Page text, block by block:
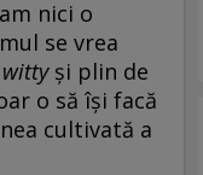
nici o
se vrea
wittyși plin de
o să își facă
cultivată a